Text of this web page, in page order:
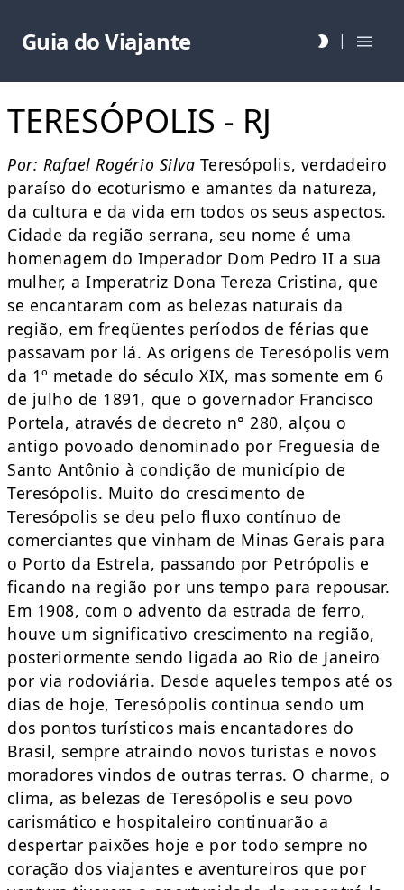
Guia do Viajante |
TERESÓPOLIS - RJ
Por: Rafael Rogério Silva Teresópolis, verdadeiro
paraíso do ecoturismo e amantes da natureza,
da cultura e da vida em todos os seus aspectos.
Cidade da região serrana, seu nome é uma
homenagem do Imperador Dom Pedro II a sua
mulher, a Imperatriz Dona Tereza Cristina, que
se encantaram com as belezas naturais da
região, em freqüentes períodos de férias que
passavam por lá. As origens de Teresópolis vem
da 1º metade do século XIX, mas somente em 6
de julho de 1891, que o governador Francisco
Portela, através de decreto n° 280, alçou o
antigo povoado denominado por Freguesia de
Santo Antônio à condição de município de
Teresópolis. Muito do crescimento de
Teresópolis se deu pelo fluxo contínuo de
comerciantes que vinham de Minas Gerais para
o Porto da Estrela, passando por Petrópolis e
ficando na região por uns tempo para repousar.
Em 1908, com o advento da estrada de ferro,
houve um significativo crescimento na região,
posteriormente sendo ligada ao Rio de Janeiro
por via rodoviária. Desde aqueles tempos até os
dias de hoje, Teresópolis continua sendo um
dos pontos turísticos mais encantadores do
Brasil, sempre atraindo novos turistas e novos
moradores vindos de outras terras. O charme, o
clima, as belezas de Teresópolis e seu povo
carismático e hospitaleiro continuarão a
despertar paixões hoje e por todo sempre no
coração dos viajantes e aventureiros que por